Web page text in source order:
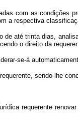
com as condições
a respectiva
até trinta dias,
o direito da
se-á
sendo-lhe
requerente